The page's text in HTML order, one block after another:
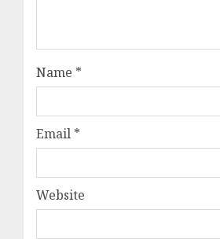
Name *
Email *
Website